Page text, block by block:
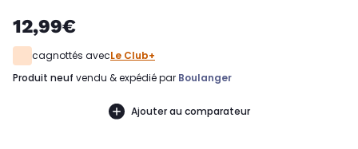
12,99€
cagnottés avecLe Club+
produit neuf vendu & expédié par Boulanger
Ajouter au comparateur